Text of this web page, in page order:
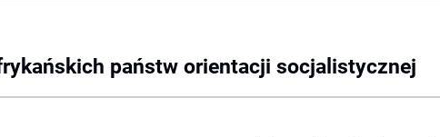
państw orientacji socjalistycznej